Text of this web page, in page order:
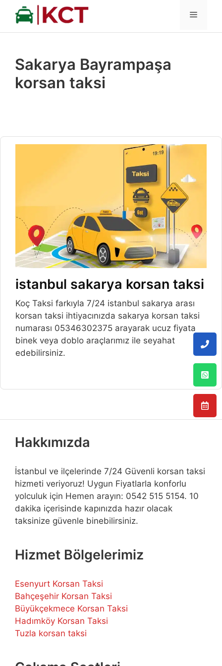
İçeriğe
MENÜ
Sakarya Bayrampaşa
korsan taksi
istanbul sakarya korsan taksi
Koç Taksi farkıyla 7/24 istanbul sakarya arası
korsan taksi ihtiyacınızda sakarya korsan taksi
numarası 05346302375 arayarak ucuz fiyata
binek veya doblo araçlarımız ile seyahat
edebilirsiniz.
Hakkımızda
İstanbul ve ilçelerinde 7/24 Güvenli korsan taksi
hizmeti veriyoruz! Uygun Fiyatlarla konforlu
yolculuk için Hemen arayın: 0542 515 5154. 10
dakika içerisinde kapınızda hazır olacak
taksinize güvenle binebilirsiniz.
Hizmet Bölgelerimiz
Esenyurt Korsan Taksi
Bahçeşehir Korsan Taksi
Büyükçekmece Korsan Taksi
Hadımköy Korsan Taksi
Tuzla korsan taksi